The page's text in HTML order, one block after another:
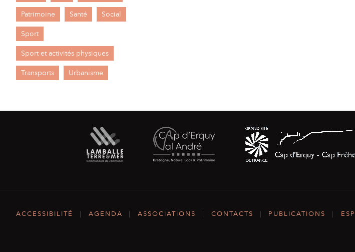
Patrimoine Santé Social
Sport
Sport et activités physiques
Transports Urbanisme
ACCESSIBILITÉ AGENDA ASSOCIATIONS CONTACTS PUBLICATIONS